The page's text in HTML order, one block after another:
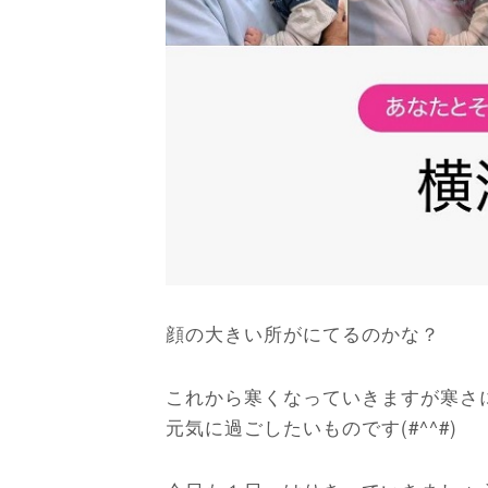
顔の大きい所がにてるのかな？
これから寒くなっていきますが寒さ
元気に過ごしたいものです(#^^#)